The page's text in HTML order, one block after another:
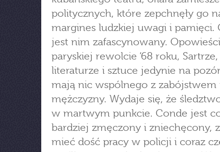
politycznych, które zepchnęły go
margines ludzkiej uwagi i pamięci.
jest nim zafascynowany.
paryskiej rewolcie ‘68 roku, Sartrze,
literaturze i sztuce jedynie na
mają nic wspólnego z zabójstwem
mężczyzny. Wydaje się, że
w martwym punkcie. Conde jest
bardziej zmęczony i zniechęcony,
mieć dość pracy w policji i coraz